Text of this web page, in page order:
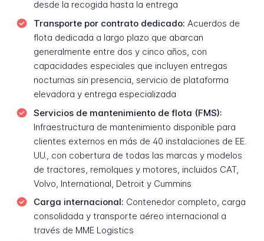
desde la recogida hasta la entrega
Transporte por contrato dedicado: Acuerdos de
flota dedicada a largo plazo que abarcan
generalmente entre dos y cinco años, con
capacidades especiales que incluyen entregas
nocturnas sin presencia, servicio de plataforma
elevadora y entrega especializada
Servicios de mantenimiento de flota (FMS):
Infraestructura de mantenimiento disponible para
clientes externos en más de 40 instalaciones de EE.
UU., con cobertura de todas las marcas y modelos
de tractores, remolques y motores, incluidos CAT,
Volvo, International, Detroit y Cummins
Carga internacional: Contenedor completo, carga
consolidada y transporte aéreo internacional a
través de MME Logistics